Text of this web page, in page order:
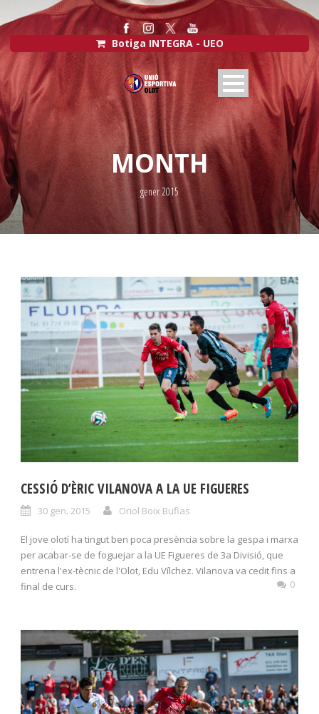
Botiga INTEGRA - UEO
MONTH
gener 2015
CESSIÓ D’ÈRIC VILANOVA A LA UE FIGUERES
30 gen. 2015 Oriol Boix Bufias
El jove olotí ha tingut ben poca presència sobre la gespa i marxa
per acabar-se de foguejar a la UE Figueres de 3a Divisió, que
entrena l'ex-tècnic de l'Olot, Edu Vílchez. Vilanova va cedit fins a
final de curs.
0